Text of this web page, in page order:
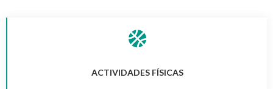
ACTIVIDADES FÍSICAS